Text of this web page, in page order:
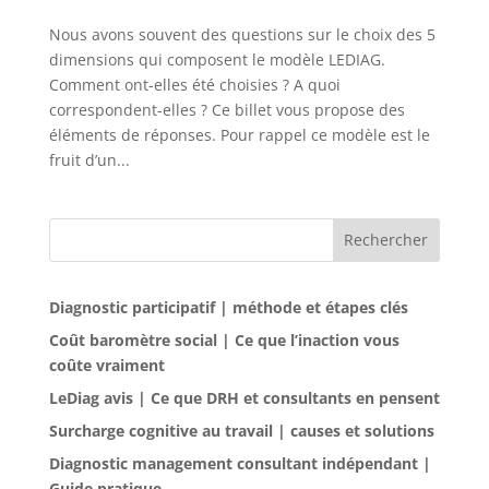
Nous avons souvent des questions sur le choix des 5
dimensions qui composent le modèle LEDIAG.
Comment ont-elles été choisies ? A quoi
correspondent-elles ? Ce billet vous propose des
éléments de réponses. Pour rappel ce modèle est le
fruit d’un...
Rechercher
Diagnostic participatif | méthode et étapes clés
Coût baromètre social | Ce que l’inaction vous
coûte vraiment
LeDiag avis | Ce que DRH et consultants en pensent
Surcharge cognitive au travail | causes et solutions
Diagnostic management consultant indépendant |